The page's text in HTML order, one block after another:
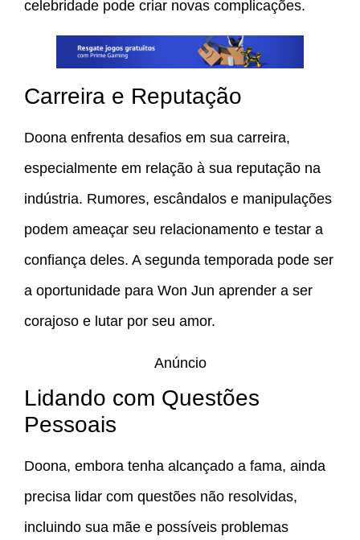
celebridade pode criar novas complicações.
Carreira e Reputação
Doona enfrenta desafios em sua carreira,
especialmente em relação à sua reputação na
indústria. Rumores, escândalos e manipulações
podem ameaçar seu relacionamento e testar a
confiança deles. A segunda temporada pode ser
a oportunidade para Won Jun aprender a ser
corajoso e lutar por seu amor.
Anúncio
Lidando com Questões
Pessoais
Doona, embora tenha alcançado a fama, ainda
precisa lidar com questões não resolvidas,
incluindo sua mãe e possíveis problemas